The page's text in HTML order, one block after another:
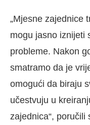
„Mjesne zajednice
mogu jasno iznijeti
probleme. Nakon
smatramo da je
omogući da biraju
učestvuju u
zajednica“, poručili